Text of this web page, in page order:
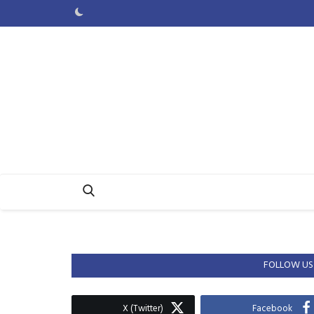
FOLLOW US
Facebook
X (Twitter)